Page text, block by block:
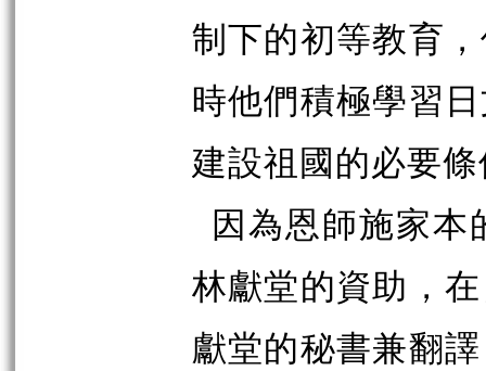
制下的初等教育
時他們積極學習
建設祖國的必要
因為恩師施家本
林獻堂的資助，
獻堂的秘書兼翻